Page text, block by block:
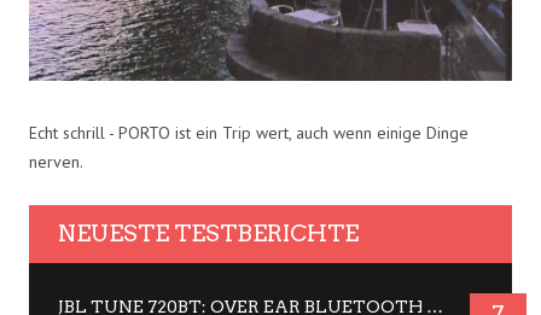
Echt schrill - PORTO ist ein Trip wert, auch wenn einige Dinge
nerven.
NEUESTE TESTBERICHTE
JBL TUNE 720BT: OVER EAR BLUETOOTH KOPFHÖRER UM DIE 50,-€ IM DAUER-TEST